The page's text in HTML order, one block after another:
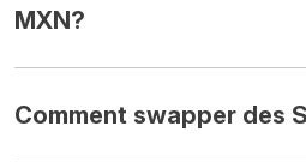
MXN?
Comment swapper des